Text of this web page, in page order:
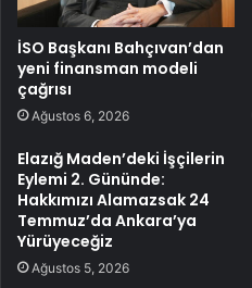
İSO Başkanı Bahçıvan’dan
yeni finansman modeli
çağrısı
Ağustos 6, 2026
Elazığ Maden’deki İşçilerin
Eylemi 2. Gününde:
Hakkımızı Alamazsak 24
Temmuz’da Ankara’ya
Yürüyeceğiz
Ağustos 5, 2026